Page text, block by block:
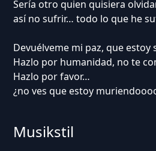
Sería otro quien quisiera
así no sufrir… todo lo que he
Devuélveme mi paz, que estoy
Hazlo por humanidad, no te
Hazlo por favor…
¿no ves que estoy
Musikstil